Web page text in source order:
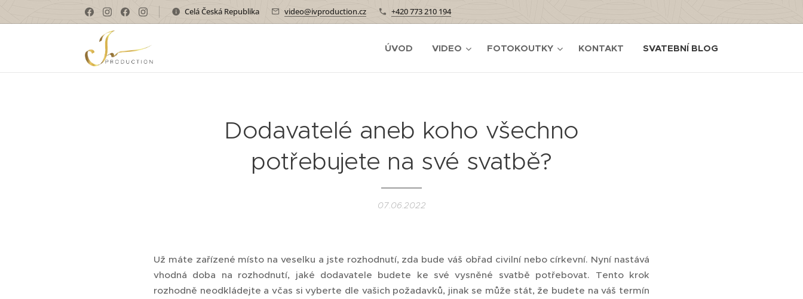
Celá Česká Republika video@ivproduction.cz +420 773 210 194
ÚVOD VIDEO FOTOKOUTKY KONTAKT SVATEBNÍ BLOG
Dodavatelé aneb koho všechno
potřebujete na své svatbě?
07.06.2022
Už máte zařízené místo na veselku a jste rozhodnutí, zda bude váš obřad civilní nebo církevní. Nyní nastává
vhodná doba na rozhodnutí, jaké dodavatele budete ke své vysněné svatbě potřebovat. Tento krok
rozhodně neodkládejte a včas si vyberte dle vašich požadavků, jinak se může stát, že budete na váš termín